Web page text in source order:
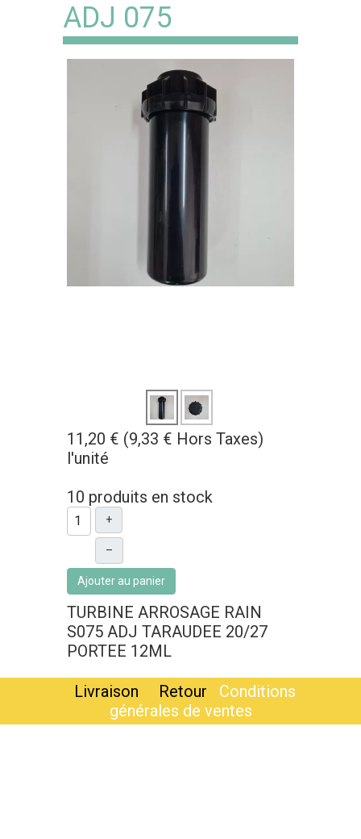
ADJ 075
11,20 € (9,33 € Hors Taxes)
l'unité
10 produits en stock
+
–
Ajouter au panier
TURBINE ARROSAGE RAIN
S075 ADJ TARAUDEE 20/27
PORTEE 12ML
Livraison Retour
Conditions
générales de ventes